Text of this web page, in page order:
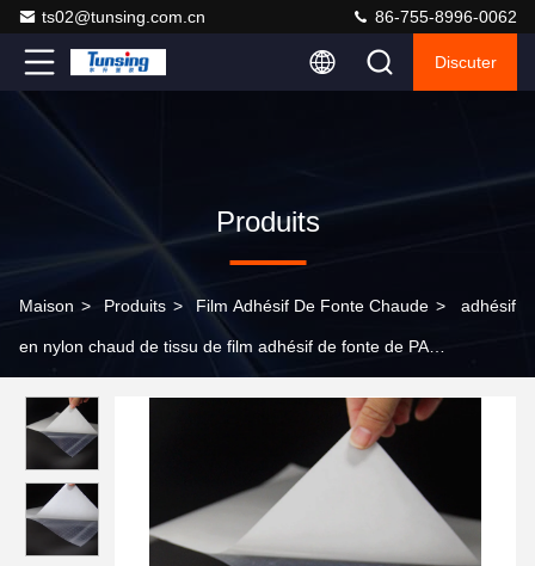
ts02@tunsing.com.cn 86-755-8996-0062
Discuter
Produits
Maison > Produits > Film Adhésif De Fonte Chaude > adhésif
en nylon chaud de tissu de film adhésif de fonte de PA